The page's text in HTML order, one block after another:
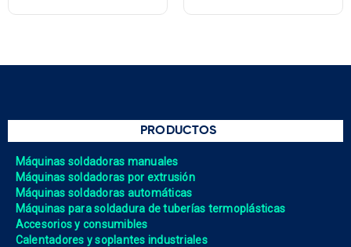
PRODUCTOS
Máquinas soldadoras manuales
Máquinas soldadoras por extrusión
Máquinas soldadoras automáticas
Máquinas para soldadura de tuberías termoplásticas
Accesorios y consumibles
Calentadores y soplantes industriales